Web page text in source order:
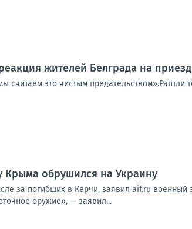
жителей Белграда на
считаем это чистым предательством».Раптли
Крыма обрушился на Украину
за погибших в Керчи, заявил aif.ru военный
оружие», — заявил...